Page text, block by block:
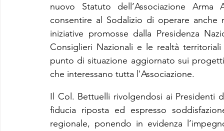
nuovo Statuto dell’Associazione
consentire al Sodalizio di operare anche
iniziative promosse dalla Presidenza
Consiglieri Nazionali e le realtà
punto di situazione aggiornato sui
che interessano tutta l'Associazione.
Il Col. Bettuelli rivolgendosi ai Presidenti
fiducia riposta ed espresso
regionale, ponendo in evidenza